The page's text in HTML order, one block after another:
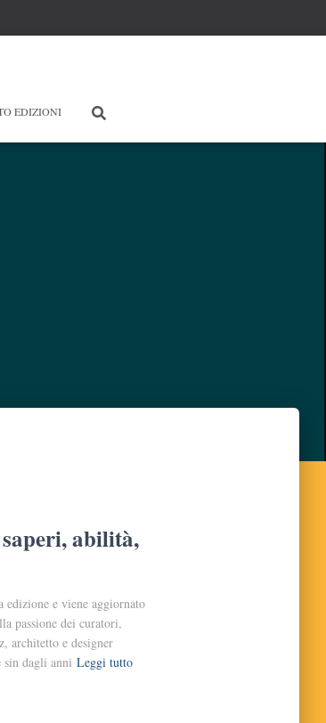
EDIZIONI
abilità,
edizione e viene aggiornato
passione dei curatori,
architetto e designer
sin dagli anni Leggi tutto